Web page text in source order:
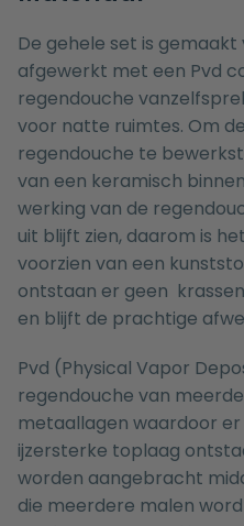
De gehele set is gemaakt
afgewerkt met een Pvd
regendouche
voor natte ruimtes. Om
regendouche te
van een keramisch
werking van de
uit blijft zien, daarom is
voorzien van een
ontstaan er geen
en blijft de prachtige
Pvd (Physical Vapor
regendouche van
metaallagen waardoor er
ijzersterke toplaag
worden aangebracht
die meerdere malen